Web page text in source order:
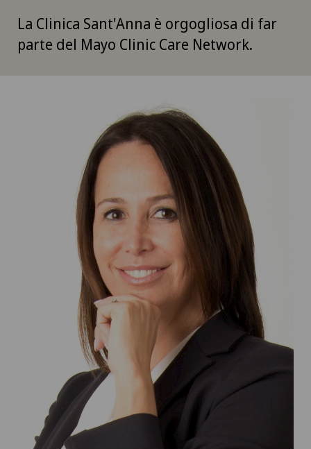
La Clinica Sant'Anna è orgogliosa di far
parte del Mayo Clinic Care Network.